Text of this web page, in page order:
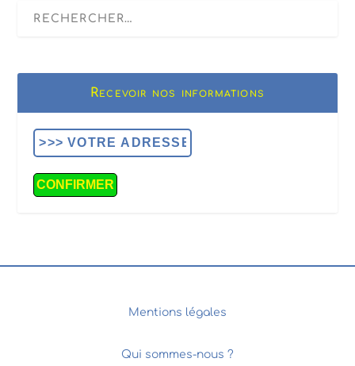
Recevoir nos informations
Mentions légales
Qui sommes-nous ?